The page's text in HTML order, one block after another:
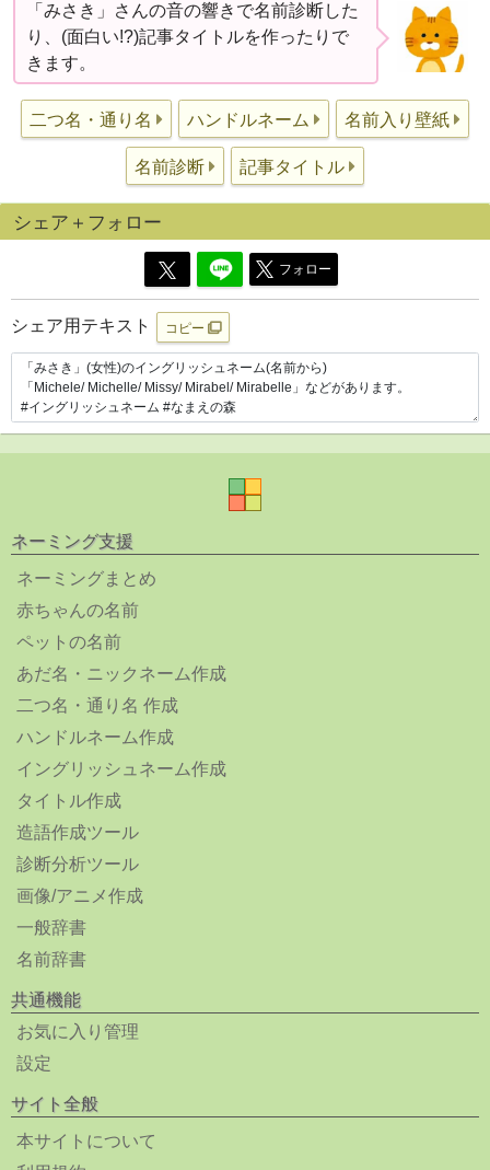
「みさき」さんの音の響きで名前診断した
り、(面白い!?)記事タイトルを作ったりで
きます。
二つ名・通り名 ハンドルネーム 名前入り壁紙
名前診断 記事タイトル
シェア＋フォロー
フォロー
シェア用テキスト コピー
ネーミング支援
ネーミングまとめ
赤ちゃんの名前
ペットの名前
あだ名・ニックネーム作成
二つ名・通り名 作成
ハンドルネーム作成
イングリッシュネーム作成
タイトル作成
造語作成ツール
診断分析ツール
画像/アニメ作成
一般辞書
名前辞書
共通機能
お気に入り管理
設定
サイト全般
本サイトについて